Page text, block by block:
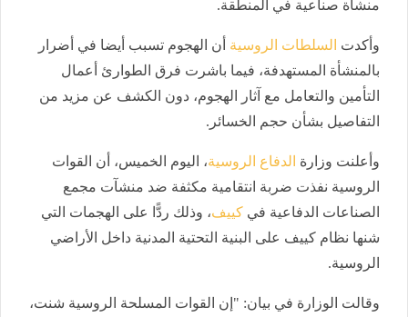
منشأة صناعية في المنطقة.
وأكدت السلطات الروسية أن الهجوم تسبب أيضا في أضرار
بالمنشأة المستهدفة، فيما باشرت فرق الطوارئ أعمال
التأمين والتعامل مع آثار الهجوم، دون الكشف عن مزيد من
التفاصيل بشأن حجم الخسائر.
وأعلنت وزارة الدفاع الروسية، اليوم الخميس، أن القوات
الروسية نفذت ضربة انتقامية مكثفة ضد منشآت مجمع
الصناعات الدفاعية في كييف، وذلك ردًّا على الهجمات التي
شنها نظام كييف على البنية التحتية المدنية داخل الأراضي
الروسية.
وقالت الوزارة في بيان: "إن القوات المسلحة الروسية شنت،